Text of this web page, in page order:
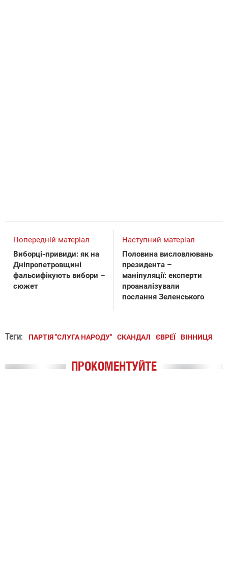
Попередній матеріал
Виборці-привиди: як на
Дніпропетровщині
фальсифікують вибори –
сюжет
Наступний матеріал
Половина висловлювань
президента –
маніпуляції: експерти
проаналізували
послання Зеленського
Теги: ПАРТІЯ "СЛУГА НАРОДУ" СКАНДАЛ ЄВРЕЇ ВІННИЦЯ
ПРОКОМЕНТУЙТЕ